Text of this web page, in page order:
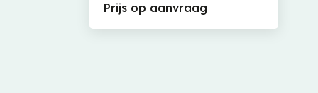
Prijs op aanvraag